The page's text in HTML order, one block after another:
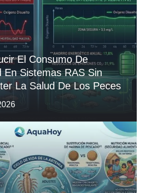
El Consumo De
En Sistemas RAS Sin
La Salud De Los Peces